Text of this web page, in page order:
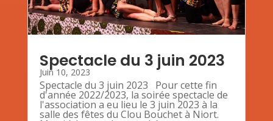
Spectacle du 3 juin 2023
Juin 10, 2023
Spectacle du 3 juin 2023 Pour cette fin
d'année 2022/2023, la soirée spectacle de
l'association a eu lieu le 3 juin 2023 à la
salle des fêtes du Clou Bouchet à Niort.